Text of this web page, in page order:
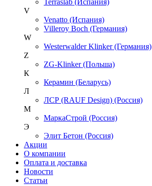
Terraslab (Испания)
V
Venatto (Испания)
Villeroy Boch (Германия)
W
Westerwalder Klinker (Германия)
Z
ZG-Klinker (Польша)
К
Керамин (Беларусь)
Л
ЛСР (RAUF Design) (Россия)
М
МаркаСтрой (Россия)
Э
Элит Бетон (Россия)
Акции
О компании
Оплата и доставка
Новости
Статьи